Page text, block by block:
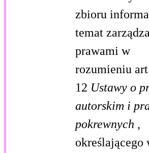
zbioru
temat
prawami w
rozumieniu
12 Ustawy o
autorskim i
pokrewnych ,
określającego